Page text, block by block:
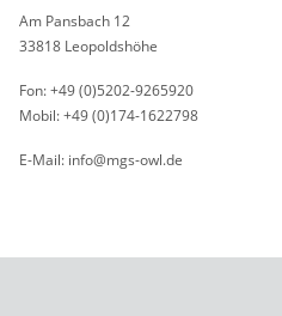
Am Pansbach 12
33818 Leopoldshöhe
Fon: +49 (0)5202-9265920
Mobil: +49 (0)174-1622798
E-Mail: info@mgs-owl.de